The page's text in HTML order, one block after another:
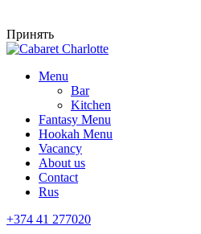
Принять
Menu
Bar
Kitchen
Fantasy Menu
Hookah Menu
Vacancy
About us
Contact
Rus
+374 41 277020